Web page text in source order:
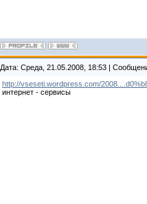
Дата: Среда, 21.05.2008, 18:53 |
http://vseseti.wordpress.com/
интернет - сервисы